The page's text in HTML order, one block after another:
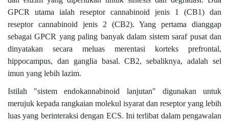
GPCR utama ialah reseptor cannabinoid jenis 1 (CB1) dan
reseptor cannabinoid jenis 2 (CB2). Yang pertama dianggap
sebagai GPCR yang paling banyak dalam sistem saraf pusat dan
dinyatakan secara meluas merentasi korteks prefrontal,
hippocampus, dan ganglia basal. CB2, sebaliknya, adalah sel
imun yang lebih lazim.
Istilah "sistem endokannabinoid lanjutan" digunakan untuk
merujuk kepada rangkaian molekul isyarat dan reseptor yang lebih
luas yang berinteraksi dengan ECS. Ini terlibat dalam pengawalan